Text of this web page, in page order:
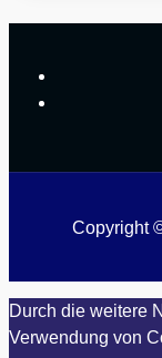
Copyright
Durch die weitere
Verwendung von